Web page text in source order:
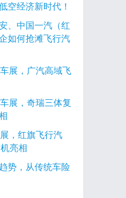
空经济新时代！
、中国一汽（红
如何抢滩飞行汽
展，广汽高域飞
展，奇瑞三体复
，红旗飞行汽
亮相
势，从传统车险